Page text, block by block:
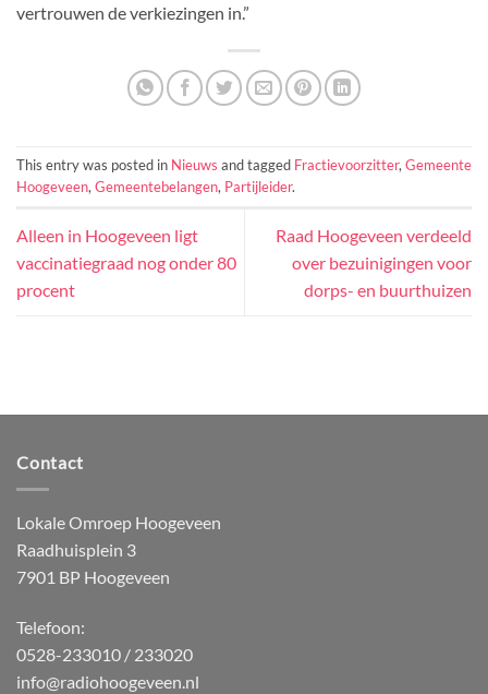
vertrouwen de verkiezingen in.”
This entry was posted in Nieuws and tagged Fractievoorzitter, Gemeente
Hoogeveen, Gemeentebelangen, Partijleider.
Alleen in Hoogeveen ligt
vaccinatiegraad nog onder 80
procent
Raad Hoogeveen verdeeld
over bezuinigingen voor
dorps- en buurthuizen
Contact
Lokale Omroep Hoogeveen
Raadhuisplein 3
7901 BP Hoogeveen
Telefoon:
0528-233010 / 233020
info@radiohoogeveen.nl